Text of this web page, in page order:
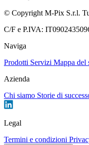
© Copyright M-Pix S.r.l.
C/F e P.IVA:
Naviga
Prodotti Servizi Mappa del
Azienda
Chi siamo Storie di
Legal
Termini e condizioni